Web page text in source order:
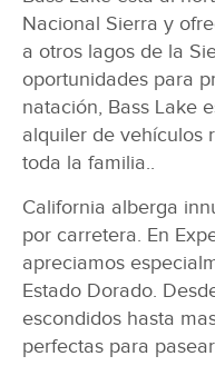
Nacional Sierra y
a otros lagos de la
oportunidades para
natación, Bass Lake
alquiler de vehículos
toda la familia..
California alberga
por carretera. En
apreciamos
Estado Dorado.
escondidos hasta
perfectas para